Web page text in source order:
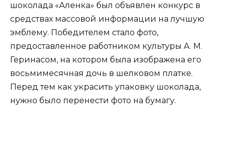
шоколада «Аленка» был объявлен конкурс в
средствах массовой информации на лучшую
эмблему. Победителем стало фото,
предоставленное работником культуры А. М.
Геринасом, на котором была изображена его
восьмимесячная дочь в шелковом платке.
Перед тем как украсить упаковку шоколада,
нужно было перенести фото на бумагу.